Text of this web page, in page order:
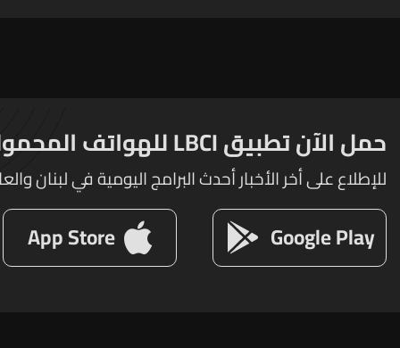
حمل الآن تطبيق LBCI للهواتف المحمولة
للإطلاع على أخر الأخبار أحدث البرامج اليومية في لبنان
Google Play
App Store